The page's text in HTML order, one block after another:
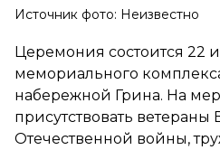
Источник фото: Неизвестно
Церемония состоится 22
мемориального
набережной Грина. На
присутствовать ветераны
Отечественной войны,